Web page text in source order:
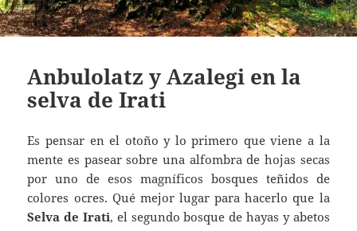
Anbulolatz y Azalegi en la
selva de Irati
Es pensar en el otoño y lo primero que viene a la
mente es pasear sobre una alfombra de hojas secas
por uno de esos magníficos bosques teñidos de
colores ocres. Qué mejor lugar para hacerlo que la
Selva de Irati, el segundo bosque de hayas y abetos